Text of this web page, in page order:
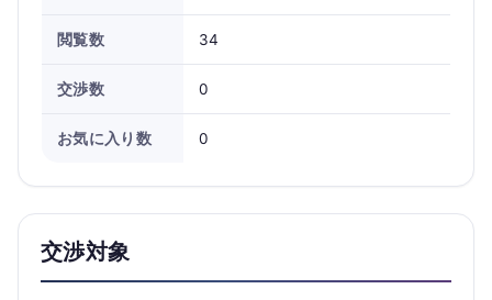
閲覧数 34
交渉数 0
お気に入り数 0
交渉対象